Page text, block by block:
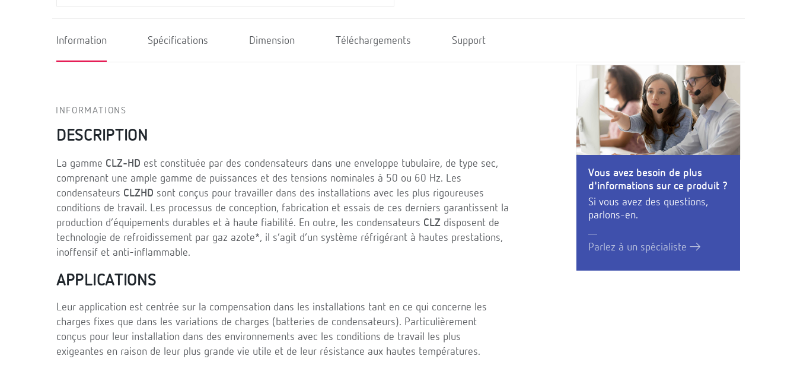
Information Spécifications Dimension Téléchargements Support
INFORMATIONS
DESCRIPTION
La gamme CLZ-HD est constituée par des condensateurs dans une enveloppe tubulaire, de type sec,
comprenant une ample gamme de puissances et des tensions nominales à 50 ou 60 Hz. Les
condensateurs CLZHD sont conçus pour travailler dans des installations avec les plus rigoureuses
conditions de travail. Les processus de conception, fabrication et essais de ces derniers garantissent la
production d’équipements durables et à haute fiabilité. En outre, les condensateurs CLZ disposent de
technologie de refroidissement par gaz azote*, il s’agit d’un système réfrigérant à hautes prestations,
inoffensif et anti-inflammable.
APPLICATIONS
Leur application est centrée sur la compensation dans les installations tant en ce qui concerne les
charges fixes que dans les variations de charges (batteries de condensateurs). Particulièrement
conçus pour leur installation dans des environnements avec les conditions de travail les plus
exigeantes en raison de leur plus grande vie utile et de leur résistance aux hautes températures.
Vous avez besoin de plus
d'informations sur ce produit ?
Si vous avez des questions,
parlons-en.
Parlez à un spécialiste